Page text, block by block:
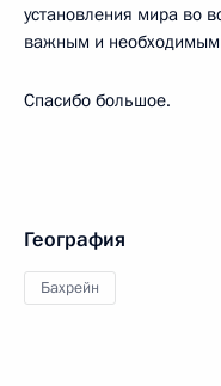
установления мира во
важным и необходимым
Спасибо большое.
География
Бахрейн